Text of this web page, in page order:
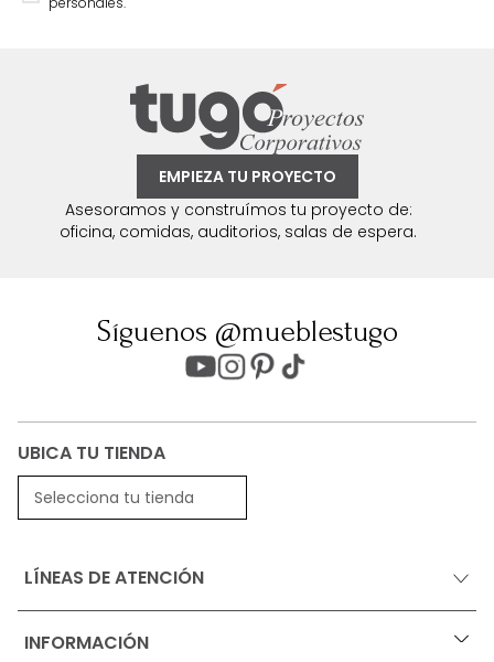
EMPIEZA TU PROYECTO
Asesoramos y construímos tu proyecto de:
oficina, comidas, auditorios, salas de espera.
Síguenos @mueblestugo
UBICA TU TIENDA
Selecciona tu tienda
LÍNEAS DE ATENCIÓN
INFORMACIÓN +